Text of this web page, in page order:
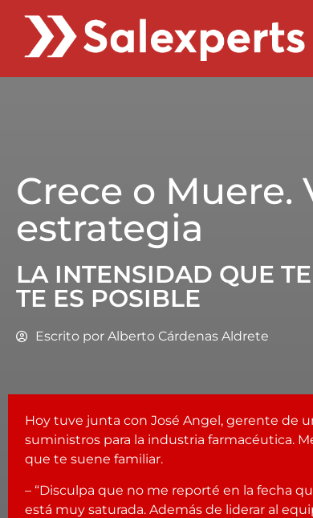
Crece o Muere.
estrategia
LA INTENSIDAD QUE
TE ES POSIBLE
Escrito por Alberto Cárdenas Aldrete
Hoy tuve junta con José Angel, gerente de
suministros para la industria farmacéutica.
que te suene familiar.
– “Disculpa que no me reporté en la fecha
está muy saturada. Además de liderar al